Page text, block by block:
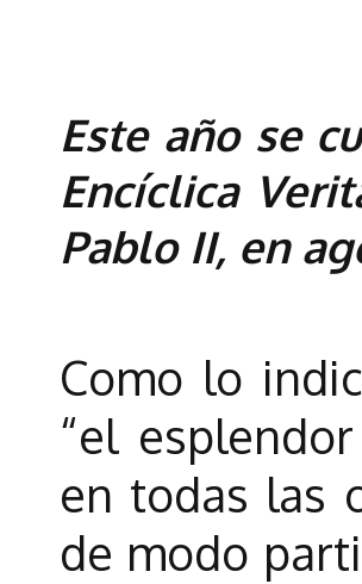
Este año se
Encíclica
Pablo II, en
Como lo
“el
en todas las
de modo